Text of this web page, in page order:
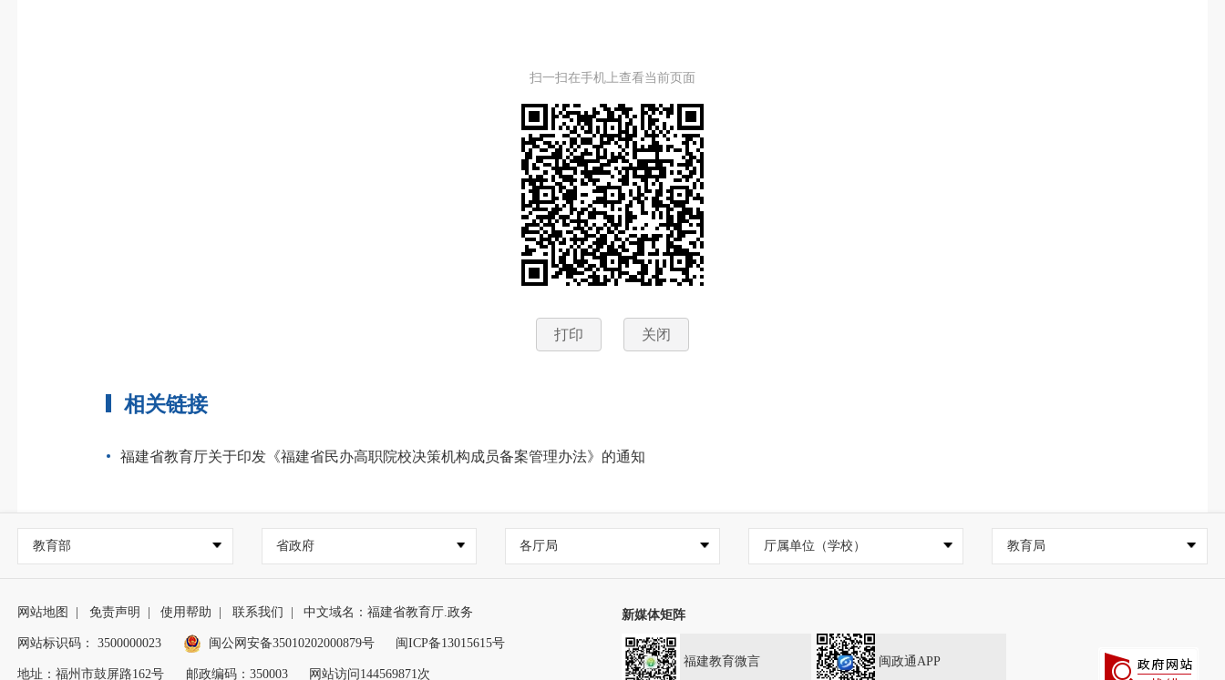
扫一扫在手机上查看当前页面
打印 关闭
相关链接
福建省教育厅关于印发《福建省民办高职院校决策机构成员备案管理办法》的通知
教育部 省政府 各厅局 厅属单位（学校） 教育局
网站地图 | 免责声明 | 使用帮助 | 联系我们 | 中文域名：福建省教育厅.政务
网站标识码： 3500000023 闽公网安备35010202000879号 闽ICP备13015615号
地址：福州市鼓屏路162号 邮政编码：350003 网站访问144569871次
新媒体矩阵
福建教育微言 闽政通APP